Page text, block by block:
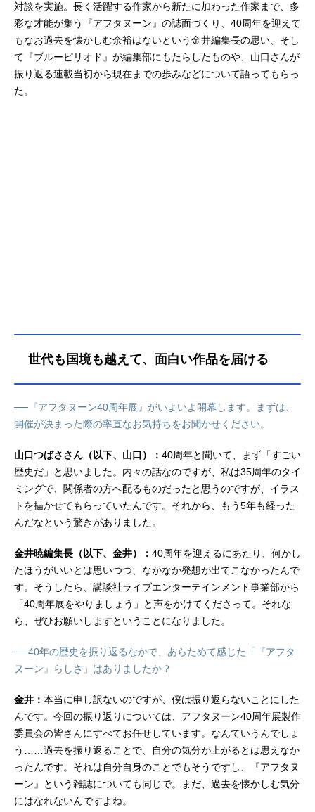
対談を実施。長く活躍する作家から新たに加わった作家まで、多
彩な才能が集う『アフタヌーン』の誌面づくり、40周年を迎えて
もなお過去を懐かしむ余裕はないという金井編集長の思い、そし
て『ブルーピリオド』が編集部にもたらしたものや、山口さんが
振り返る連載当初から現在までの歩みなどについて語ってもらっ
た。
世代も国境も越えて、面白い作品を届ける
──『アフタヌーン40周年展』がいよいよ開幕します。まずは、
開催が決まった際の率直なお気持ちをお聞かせください。
山口つばささん（以下、山口）： 40周年と聞いて、まず「すごい
歴史だ」と思いました。内々の話なのですが、私は35周年のタイ
ミングで、関係者の方へ配るものだったと思うのですが、イラス
トを描かせてもらっていたんです。それから、もう5年も経った
んだなという驚きがありました。
金井暁編集長（以下、金井）： 40周年を迎えるにあたり、何かし
たほうがいいとは思いつつ、なかなか発想が出てこなかったんで
す。そうしたら、講談社ライブエンターテインメント事業部から
「40周年展をやりましょう」と声をかけてくださって。それな
ら、ぜひお願いしますということになりました。
──40年の歴史を振り返るなかで、あらためて感じた「『アフタ
ヌーン』らしさ」はありましたか？
金井： 本当に申し訳ないのですが、僕は振り返らないことにした
んです。今回の振り返りについては、アフタヌーン40周年展製作
委員会の皆さんにすべてお任せしています。なんていうんでしょ
う……過去を振り返ることで、自分の気分が上がるとは思えなか
ったんです。それは自分自身のことでもそうですし、『アフタヌ
ーン』という雑誌についても同じで。まだ、過去を懐かしむ気分
にはなれないんですよね。